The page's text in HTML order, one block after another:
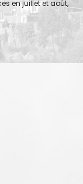
en juillet et août,